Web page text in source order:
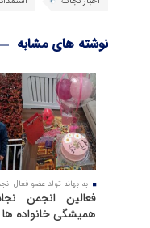
نوشته های مشابه
به بهانه تولد عضو فعال
فعالین انجمن
همیشگی خانواده ها